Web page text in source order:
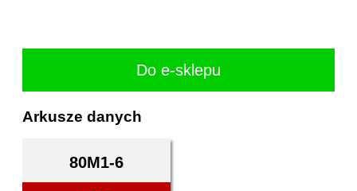
Do e-sklepu
Arkusze danych
80M1-6